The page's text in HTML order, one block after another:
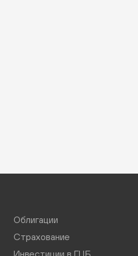
Облигации
Страхование
Инвестиции в ГЦБ